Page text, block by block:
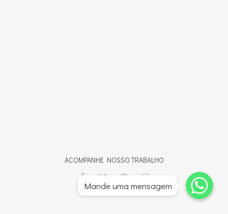
ACOMPANHE NOSSO TRABALHO
Whatsapp
Whatsapp
Whatsapp
Mande uma mensagem